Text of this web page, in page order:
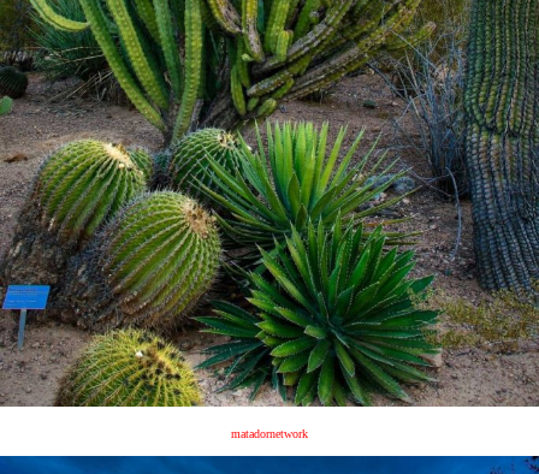
matadornetwork